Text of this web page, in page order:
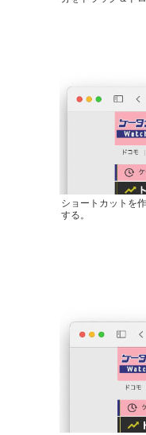
ショートカットを
する。